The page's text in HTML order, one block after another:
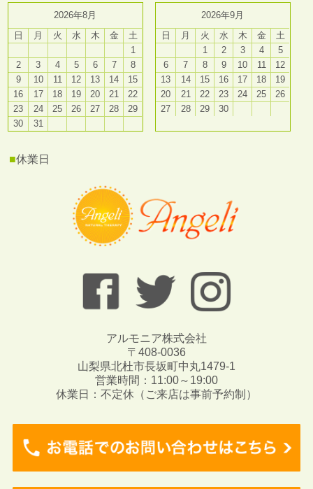
2026年8月
日
月 火 水 木 金
土
1
2
3 4 5 6 7
8
9
10 11 12 13 14
15
16
17 18 19 20 21
22
23
24 25 26 27 28
29
30
31
2026年9月
日
月 火 水 木 金
土
1
2 3 4
5
6
7 8 9 10 11
12
13
14 15 16 17 18
19
20
21 22 23 24 25
26
27
28 29 30
■休業日
アルモニア株式会社
〒408-0036
山梨県北杜市長坂町中丸1479-1
営業時間：11:00～19:00
休業日：不定休（ご来店は事前予約制）